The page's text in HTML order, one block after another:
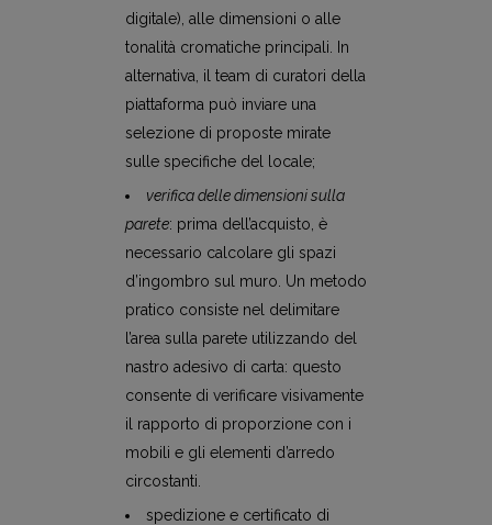
digitale), alle dimensioni o alle
tonalità cromatiche principali. In
alternativa, il team di curatori della
piattaforma può inviare una
selezione di proposte mirate
sulle specifiche del locale;
verifica delle dimensioni sulla
parete: prima dell’acquisto, è
necessario calcolare gli spazi
d’ingombro sul muro. Un metodo
pratico consiste nel delimitare
l’area sulla parete utilizzando del
nastro adesivo di carta: questo
consente di verificare visivamente
il rapporto di proporzione con i
mobili e gli elementi d’arredo
circostanti.
spedizione e certificato di